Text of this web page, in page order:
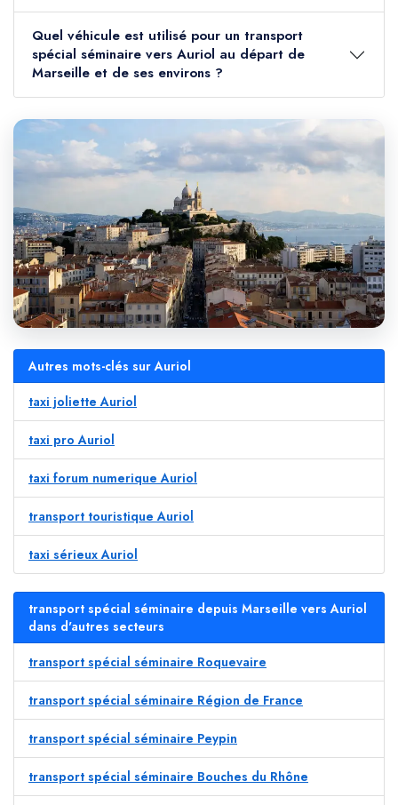
Quel véhicule est utilisé pour un transport
spécial séminaire vers Auriol au départ de
Marseille et de ses environs ?
Autres mots-clés sur Auriol
taxi joliette Auriol
taxi pro Auriol
taxi forum numerique Auriol
transport touristique Auriol
taxi sérieux Auriol
transport spécial séminaire depuis Marseille vers Auriol
dans d'autres secteurs
transport spécial séminaire Roquevaire
transport spécial séminaire Région de France
transport spécial séminaire Peypin
transport spécial séminaire Bouches du Rhône